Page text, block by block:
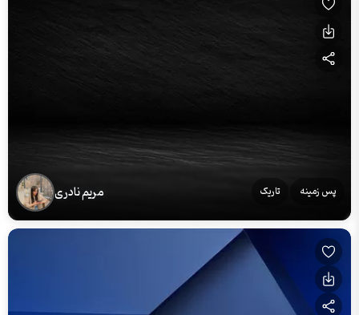
پس زمینه تاریک مریم نادری